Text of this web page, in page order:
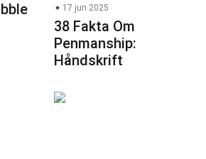
17 jun 2025
38 Fakta Om
Penmanship:
Håndskrift